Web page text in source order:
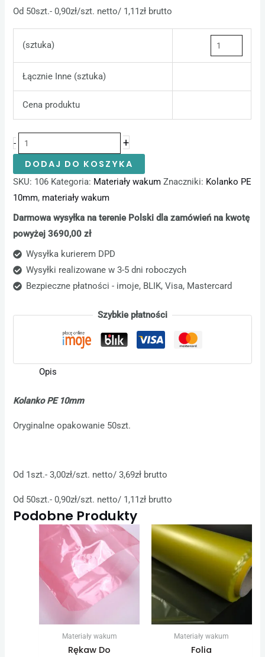
Od 50szt.- 0,90zł/szt. netto/ 1,11zł brutto
(sztuka)
Łącznie Inne (sztuka)
Cena produktu
- +
DODAJ DO KOSZYKA
SKU: 106 Kategoria: Materiały wakum Znaczniki: Kolanko PE
10mm, materiały wakum
Darmowa wysyłka na terenie Polski dla zamówień na kwotę
powyżej 3690,00 zł
Wysyłka kurierem DPD
Wysyłki realizowane w 3-5 dni roboczych
Bezpieczne płatności - imoje, BLIK, Visa, Mastercard
Szybkie płatności
Opis
Kolanko PE 10mm
Oryginalne opakowanie 50szt.
Od 1szt.- 3,00zł/szt. netto/ 3,69zł brutto
Od 50szt.- 0,90zł/szt. netto/ 1,11zł brutto
Podobne Produkty
Materiały wakum
Rękaw Do
Zakres
cen:
od
75,03 zł
Ten
produkt
ma
wiele
wariantów.
można
Materiały wakum
Folia
cen:
49,20 zł
do
1845,00
Ten
produkt
ma
wiele
wariantów.
można